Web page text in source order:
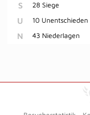
S 28 Siege
U 10 Unentschieden
N 43 Niederlagen